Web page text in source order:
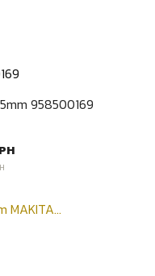
958500169